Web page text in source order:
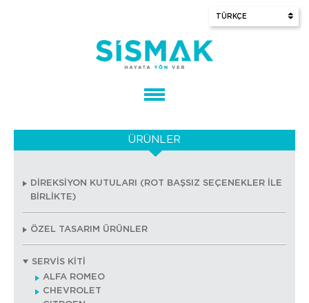
ÜRÜNLER
DİREKSİYON KUTULARI (ROT BAŞSIZ SEÇENEKLER İLE
BİRLİKTE)
ÖZEL TASARIM ÜRÜNLER
SERVİS KİTİ
ALFA ROMEO
CHEVROLET